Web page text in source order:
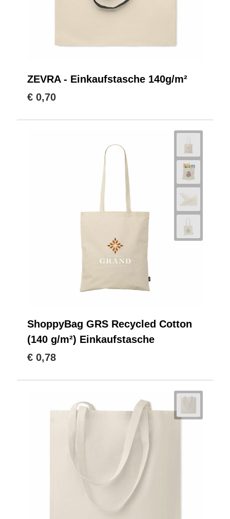
ZEVRA - Einkaufstasche 140g/m²
€ 0,70
ShoppyBag GRS Recycled Cotton
(140 g/m²) Einkaufstasche
€ 0,78